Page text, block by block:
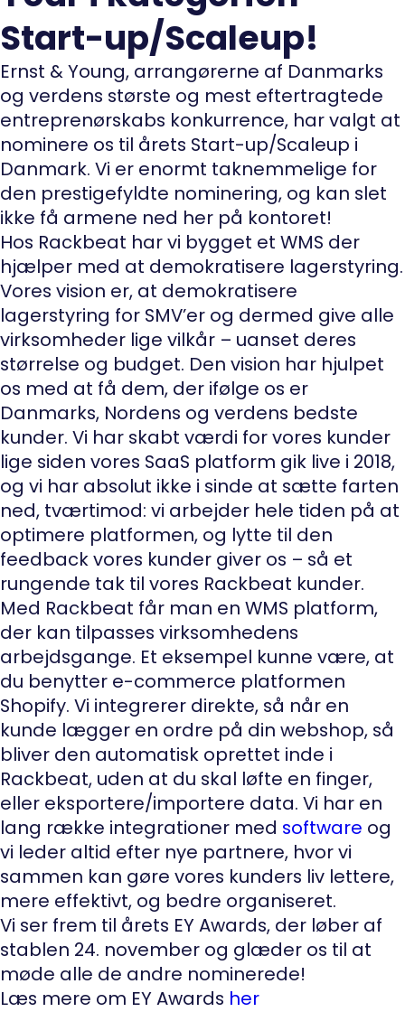
Start-up/Scaleup!
Ernst & Young, arrangørerne af Danmarks
og verdens største og mest eftertragtede
entreprenørskabs konkurrence, har valgt at
nominere os til årets Start-up/Scaleup i
Danmark. Vi er enormt taknemmelige for
den prestigefyldte nominering, og kan slet
ikke få armene ned her på kontoret!
Hos Rackbeat har vi bygget et WMS der
hjælper med at demokratisere lagerstyring.
Vores vision er, at demokratisere
lagerstyring for SMV’er og dermed give alle
virksomheder lige vilkår – uanset deres
størrelse og budget. Den vision har hjulpet
os med at få dem, der ifølge os er
Danmarks, Nordens og verdens bedste
kunder. Vi har skabt værdi for vores kunder
lige siden vores SaaS platform gik live i 2018,
og vi har absolut ikke i sinde at sætte farten
ned, tværtimod: vi arbejder hele tiden på at
optimere platformen, og lytte til den
feedback vores kunder giver os – så et
rungende tak til vores Rackbeat kunder.
Med Rackbeat får man en WMS platform,
der kan tilpasses virksomhedens
arbejdsgange. Et eksempel kunne være, at
du benytter e-commerce platformen
Shopify. Vi integrerer direkte, så når en
kunde lægger en ordre på din webshop, så
bliver den automatisk oprettet inde i
Rackbeat, uden at du skal løfte en finger,
eller eksportere/importere data. Vi har en
lang række integrationer med software og
vi leder altid efter nye partnere, hvor vi
sammen kan gøre vores kunders liv lettere,
mere effektivt, og bedre organiseret.
Vi ser frem til årets EY Awards, der løber af
stablen 24. november og glæder os til at
møde alle de andre nominerede!
Læs mere om EY Awards her